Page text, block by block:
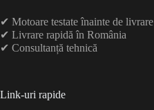
✔ Motoare testate înainte de livrare
✔ Livrare rapidă în România
✔ Consultanță tehnică
Link-uri rapide